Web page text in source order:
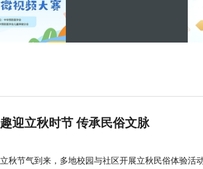
趣迎立秋时节 传承民俗文脉
立秋节气到来，多地校园与社区开展立秋民俗体验活